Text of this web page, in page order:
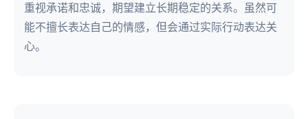
重视承诺和忠诚，期望建立长期稳定的关系。虽然可
能不擅长表达自己的情感，但会通过实际行动表达关
心。